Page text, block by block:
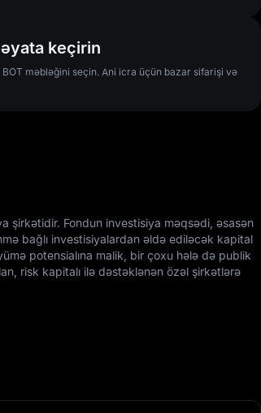
keçirin
məbləğini seçin. Ani icra üçün bazar sifarişi və
şirkətidir. Fondun investisiya məqsədi, əsasən
bağlı investisiyalardan əldə ediləcək kapital
potensialına malik, bir çoxu hələ də publik
risk kapitalı ilə dəstəklənən özəl şirkətlərə